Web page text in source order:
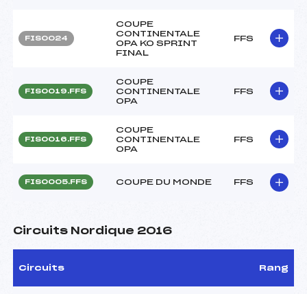
FIS0024
COUPE
CONTINENTALE
OPA KO SPRINT
FINAL
FFS
FIS0019.FFS
COUPE
CONTINENTALE
OPA
FFS
FIS0016.FFS
COUPE
CONTINENTALE
OPA
FFS
FIS0005.FFS COUPE DU MONDE FFS
Circuits Nordique 2016
Circuits Rang